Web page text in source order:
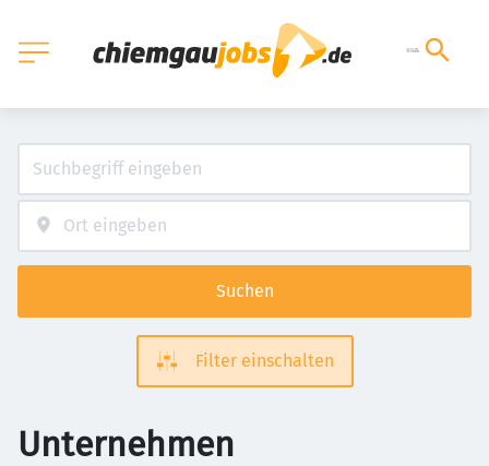
Suchen
Filter einschalten
Unternehmen